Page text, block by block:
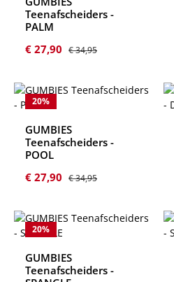
Teenafscheiders -
PALM
Verkoopprijs:
€ 27,90 Normale prijs:
€ 34,95
20%
GUMBIES
Teenafscheiders -
POOL
Verkoopprijs:
€ 27,90 Normale prijs:
€ 34,95
20%
GUMBIES
Teenafscheiders -